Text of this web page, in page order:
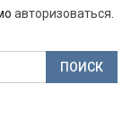
авторизоваться.